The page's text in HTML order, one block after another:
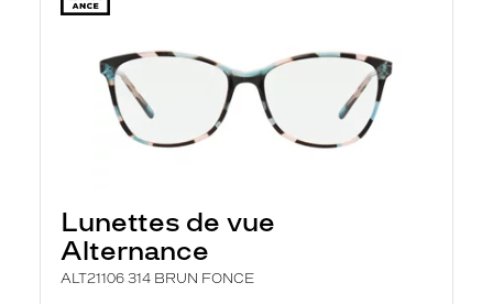
Lunettes de vue
Alternance
ALT21106 314 BRUN FONCE